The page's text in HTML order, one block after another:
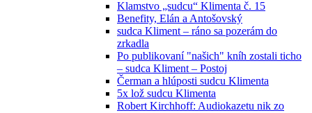
Klamstvo „sudcu“ Klimenta č. 15
Benefity, Elán a Antošovský
sudca Kliment – ráno sa pozerám do
zrkadla
Po publikovaní "našich" kníh zostali ticho
– sudca Kliment – Postoj
Čerman a hlúposti sudcu Klimenta
5x lož sudcu Klimenta
Robert Kirchhoff: Audiokazetu nik zo